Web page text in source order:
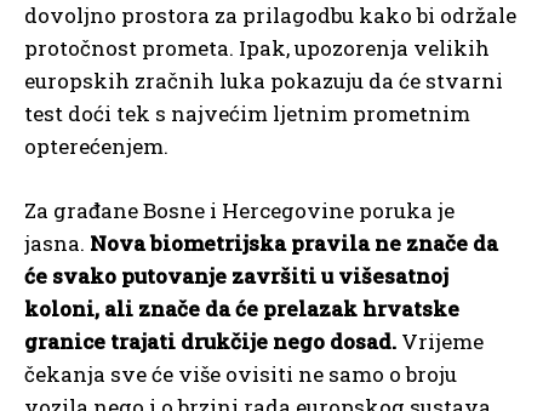
dovoljno prostora za prilagodbu kako bi održale
protočnost prometa. Ipak, upozorenja velikih
europskih zračnih luka pokazuju da će stvarni
test doći tek s najvećim ljetnim prometnim
opterećenjem.
Za građane Bosne i Hercegovine poruka je
jasna. Nova biometrijska pravila ne znače da
će svako putovanje završiti u višesatnoj
koloni, ali znače da će prelazak hrvatske
granice trajati drukčije nego dosad. Vrijeme
čekanja sve će više ovisiti ne samo o broju